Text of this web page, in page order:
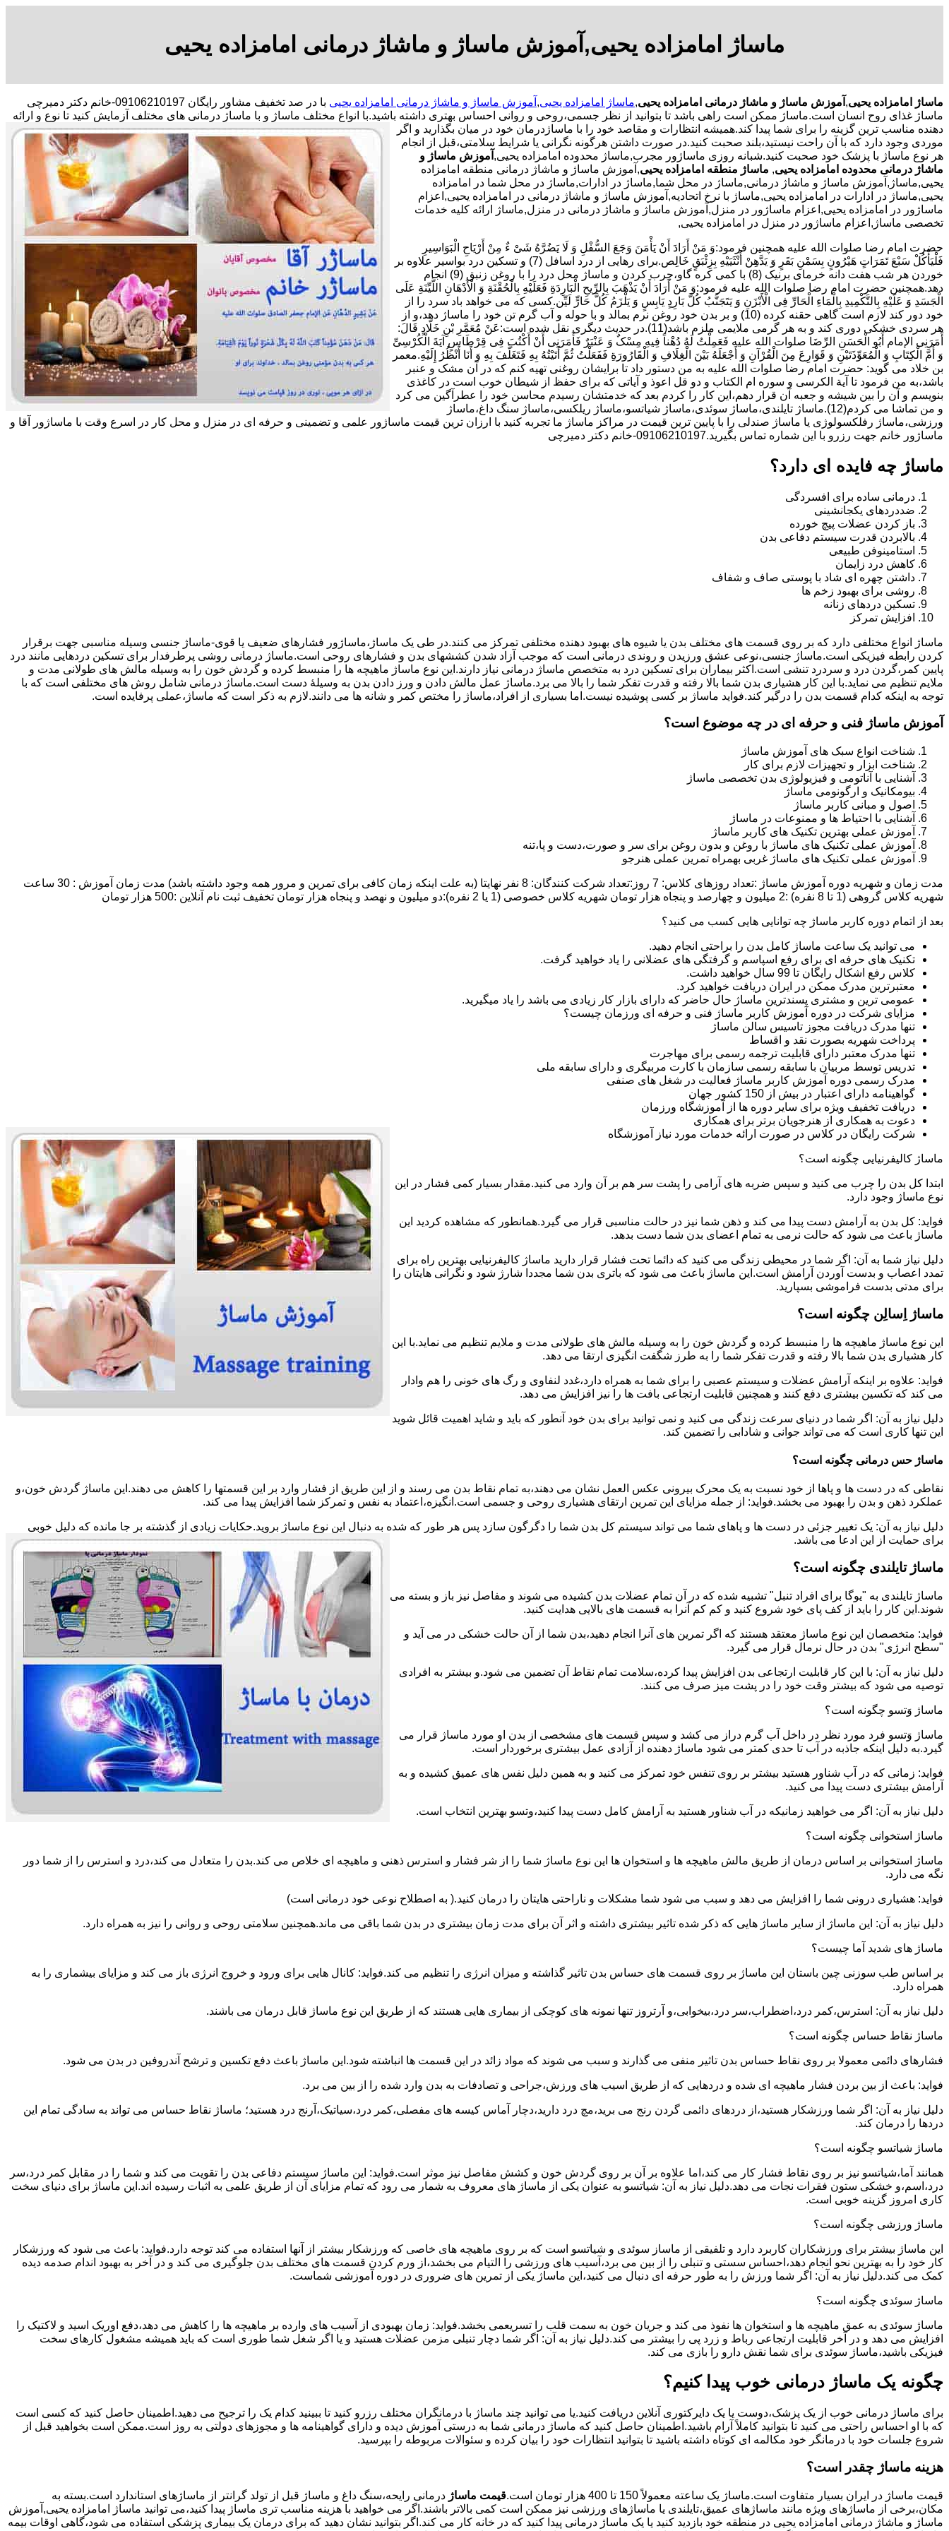
ماساژ امامزاده یحیی,آموزش ماساژ و ماشاژ درمانی امامزاده یحیی
ماساژ امامزاده یحیی, آموزش ماساژ و ماشاژ درمانی امامزاده یحیی,ماساژ امامزاده یحیی, آموزش ماساژ و ماشاژ درمانی امامزاده یحیی
با در صد تخفیف مشاور رایگان 09106210197-خانم دکتر دمیرچی
ماساژ غذای روح انسان است.ماساژ ممکن است راهی باشد تا بتوانید از نظر جسمی،روحی و روانی احساس بهتری داشته باشید.با انواع مختلف ماساژ و با ماساژ درمانی های مختلف آزمایش کنید تا نوع و ارائه
دهنده مناسب ترین گزینه را برای شما پیدا کند.همیشه انتظارات و مقاصد خود را با ماساژدرمان خود در میان بگذارید و اگر
موردی وجود دارد که با آن راحت نیستید،بلند صحبت کنید.در صورت داشتن هرگونه نگرانی یا شرایط سلامتی،قبل از انجام
هر نوع ماساژ با پزشک خود صحبت کنید.شبانه روزی ماساژور مجرب,ماساژ محدوده امامزاده یحیی, آموزش ماساژ و
ماشاژ درمانی محدوده امامزاده یحیی, ماساژ منطقه امامزاده یحیی,آموزش ماساژ و ماشاژ درمانی منطقه امامزاده
یحیی,ماساژ,آموزش ماساژ و ماشاژ درمانی,ماساژ در محل شما,ماساژ در ادارات,ماساژ در محل شما در امامزاده
یحیی,ماساژ در ادارات در امامزاده یحیی,ماساژ با نرخ اتحادیه,آموزش ماساژ و ماشاژ درمانی در امامزاده یحیی,اعزام
ماساژور در امامزاده یحیی,اعزام ماساژور در منزل,آموزش ماساژ و ماشاژ درمانی در منزل,ماساژ ارائه کلیه خدمات
تخصصی ماساژ,اعزام ماساژور در منزل در امامزاده یحیی,
حضرت امام رضا صلوات الله علیه همچنین فرمود:وَ مَنْ أَرَادَ أَنْ یَأْمَنَ وَجَعَ السُّفْلِ وَ لَا یَضُرَّهُ شَیْ ءٌ مِنْ أَرْیَاحِ الْبَوَاسِیرِ
فَلْیَأْکُلْ سَبْعَ تَمَرَاتٍ هَیْرُونٍ بِسَمْنِ بَقَرٍ وَ یَدَّهِنْ أُنْثَیَیْهِ بِزِئْبَقٍ خَالِص.برای رهایی از درد اسافل (7) و تسکین درد بواسیر علاوه بر
خوردن هر شب هفت دانه خرمای برنیک (8) با کمی کره گاو،چرب کردن و ماساژ محل درد را با روغن زنبق (9) انجام
دهد.همچنین حضرت امام رضا صلوات الله علیه فرمود:وَ مَنْ أَرَادَ أَنْ یَذْهَبَ بِالرِّیحِ الْبَارِدَةِ فَعَلَیْهِ بِالْحُقْنَةِ وَ الْأَدْهَانِ اللَّیِّنَةِ عَلَى
الْجَسَدِ وَ عَلَیْهِ بِالتَّکْمِیدِ بِالْمَاءِ الْحَارِّ فِی الْأَبْزَنِ وَ یَتَجَنَّبُ کُلَّ بَارِدٍ یَابِسٍ وَ یَلْزَمُ کُلَّ حَارٍّ لَیِّن.کسی که می خواهد باد سرد را از
خود دور کند لازم است گاهی حقنه کرده (10) و بر بدن خود روغن نرم بمالد و با حوله و آب گرم تن خود را ماساژ دهد،و از
هر سردی خشکی دوری کند و به هر گرمی ملایمی ملزم باشد(11).در حدیث دیگری نقل شده است:عَنْ مُعَمَّرِ بْنِ خَلَّادٍ قَالَ:
أَمَرَنِی الإمام أَبُو الْحَسَنِ الرِّضَا صلوات الله علیه فَعَمِلْتُ لَهُ دُهْناً فِیهِ مِسْکٌ وَ عَنْبَرٌ فَأَمَرَنِی أَنْ أَکْتُبَ فِی قِرْطَاسٍ آیَةَ الْکُرْسِیِّ
وَ أُمَّ الْکِتَابِ وَ الْمُعَوِّذَتَیْنِ وَ قَوَارِعَ مِنَ الْقُرْآنِ وَ أَجْعَلَهُ بَیْنَ الْغِلَافِ وَ الْقَارُورَةِ فَفَعَلْتُ ثُمَّ أَتَیْتُهُ بِهِ فَتَغَلَّفَ بِهِ وَ أَنَا أَنْظُرُ إِلَیْهِ.معمر
بن خلاد می گوید: حضرت امام رضا صلوات الله علیه به من دستور داد تا برایشان روغنى تهیه کنم که در آن مشک و عنبر
باشد،به من فرمود تا آیة الکرسى و سوره ام الکتاب و دو قل اعوذ و آیاتى که براى حفظ از شیطان خوب است در کاغذى
بنویسم و آن را بین شیشه و جعبه آن قرار دهم،این کار را کردم بعد که خدمتشان رسیدم محاسن خود را عطرآگین می کرد
و من تماشا می کردم(12).ماساژ تایلندی،ماساژ سوئدی،ماساژ شیاتسو،ماساژ ریلکسی،ماساژ سنگ داغ،ماساژ
ورزشی،ماساژ رفلکسولوژی یا ماساژ صندلی را با پایین ترین قیمت در مراکز ماساژ ما تجربه کنید با ارزان ترین قیمت ماساژور علمی و تضمینی و حرفه ای در منزل و محل کار در اسرع وقت با ماساژور آقا و
ماساژور خانم جهت رزرو با این شماره تماس بگیرید.09106210197-خانم دکتر دمیرچی
ماساژ چه فایده ای دارد؟
درمانی ساده برای افسردگی
ضددردهای یکجانشینی
باز کردن عضلات پیچ خورده
بالابردن قدرت سیستم دفاعی بدن
استامینوفن طبیعی
کاهش درد زایمان
داشتن چهره ای شاد با پوستی صاف و شفاف
روشی برای بهبود زخم ها
تسکین دردهای زنانه
افزایش تمرکز
ماساژ انواع مختلفی دارد که بر روی قسمت های مختلف بدن یا شیوه های بهبود دهنده مختلفی تمرکز می کنند.در طی یک ماساژ،ماساژور فشارهای ضعیف یا قوی-ماساژ جنسی وسیله مناسبی جهت برقرار
کردن رابطه فیزیکی است.ماساژ جنسی،نوعی عشق ورزیدن و روندی درمانی است که موجب آزاد شدن کششهای بدن و فشارهای روحی است.ماساژ درمانی روشی پرطرفدار برای تسکین دردهایی مانند درد
پایین کمر،گردن درد و سردرد تنشی است.اکثر بیماران برای تسکین درد به متخصص ماساژ درمانی نیاز دارند.این نوع ماساژ ماهیچه ها را منبسط کرده و گردش خون را به وسیله مالش های طولانی مدت و
ملایم تنظیم می نماید.با این کار هشیاری بدن شما بالا رفته و قدرت تفکر شما را بالا می برد.ماساژ عمل مالش دادن و ورز دادن بدن به وسیلۀ دست است.ماساژ درمانی شامل روش های مختلفی است که با
توجه به اینکه کدام قسمت بدن را درگیر کند.فواید ماساژ بر کسی پوشیده نیست.اما بسیاری از افراد،ماساژ را مختص کمر و شانه ها می دانند.لازم به ذکر است که ماساژ،عملی پرفایده است.
آموزش ماساژ فنی و حرفه ای در چه موضوع است؟
شناخت انواع سبک های آموزش ماساژ
شناخت ابزار و تجهیزات لازم برای کار
آشنایی با آناتومی و فیزیولوژی بدن تخصصی ماساژ
بیومکانیک و ارگونومی ماساژ
اصول و مبانی کاربر ماساژ
آشنایی با احتیاط ها و ممنوعات در ماساژ
آموزش عملی بهترین تکنیک های کاربر ماساژ
آموزش عملی تکنیک های ماساژ با روغن و بدون روغن برای سر و صورت،دست و پا،تنه
آموزش عملی تکنیک های ماساژ غربی بهمراه تمرین عملی هنرجو
مدت زمان و شهریه دوره آموزش ماساژ :تعداد روزهای کلاس: 7 روز:تعداد شرکت کنندگان: 8 نفر نهایتا (به علت اینکه زمان کافی برای تمرین و مرور همه وجود داشته باشد) مدت زمان آموزش : 30 ساعت
شهریه کلاس گروهی (1 تا 8 نفره) :2 میلیون و چهارصد و پنجاه هزار تومان شهریه کلاس خصوصی (1 یا 2 نفره):دو میلیون و نهصد و پنجاه هزار تومان تخفیف ثبت نام آنلاین :500 هزار تومان
بعد از اتمام دوره کاربر ماساژ چه توانایی هایی کسب می کنید؟
می توانید یک ساعت ماساژ کامل بدن را براحتی انجام دهید.
تکنیک های حرفه ای برای رفع اسپاسم و گرفتگی های عضلانی را یاد خواهید گرفت.
کلاس رفع اشکال رایگان تا 99 سال خواهید داشت.
معتبرترین مدرک ممکن در ایران دریافت خواهید کرد.
عمومی ترین و مشتری پسندترین ماساژ حال حاضر که دارای بازار کار زیادی می باشد را یاد میگیرید.
مزایای شرکت در دوره آموزش کاربر ماساژ فنی و حرفه ای ورزمان چیست؟
تنها مدرک دریافت مجوز تاسیس سالن ماساژ
پرداخت شهریه بصورت نقد و اقساط
تنها مدرک معتبر دارای قابلیت ترجمه رسمی برای مهاجرت
تدریس توسط مربیان با سابقه رسمی سازمان با کارت مربیگری و دارای سابقه ملی
مدرک رسمی دوره آموزش کاربر ماساژ فعالیت در شغل های صنفی
گواهینامه دارای اعتبار در بیش از 150 کشور جهان
دریافت تخفیف ویژه برای سایر دوره ها از آموزشگاه ورزمان
دعوت به همکاری از هنرجویان برتر برای همکاری
شرکت رایگان در کلاس در صورت ارائه خدمات مورد نیاز آموزشگاه
ماساژ کالیفرنیایی چگونه است؟
ابتدا کل بدن را چرب می کنید و سپس ضربه های آرامی را پشت سر هم بر آن وارد می کنید.مقدار بسیار کمی فشار در این
نوع ماساژ وجود دارد.
فواید: کل بدن به آرامش دست پیدا می کند و ذهن شما نیز در حالت مناسبی قرار می گیرد.همانطور که مشاهده کردید این
ماساژ باعث می شود که حالت نرمی به تمام اعضای بدن شما دست بدهد.
دلیل نیاز شما به آن: اگر شما در محیطی زندگی می کنید که دائما تحت فشار قرار دارید ماساژ کالیفرنیایی بهترین راه برای
تمدد اعصاب و بدست آوردن آرامش است.این ماساژ باعث می شود که باتری بدن شما مجددا شارژ شود و نگرانی هایتان را
برای مدتی بدست فراموشی بسپارید.
ماساژ اِسالِن چگونه است؟
این نوع ماساژ ماهیچه ها را منبسط کرده و گردش خون را به وسیله مالش های طولانی مدت و ملایم تنظیم می نماید.با این
کار هشیاری بدن شما بالا رفته و قدرت تفکر شما را به طرز شگفت انگیزی ارتقا می دهد.
فواید: علاوه بر اینکه آرامش عضلات و سیستم عصبی را برای شما به همراه دارد،غدد لنفاوی و رگ های خونی را هم وادار
می کند که تکسین بیشتری دفع کنند و همچنین قابلیت ارتجاعی بافت ها را نیز افزایش می دهد.
دلیل نیاز به آن: اگر شما در دنیای سرعت زندگی می کنید و نمی توانید برای بدن خود آنطور که باید و شاید اهمیت قائل شوید
این تنها کاری است که می تواند جوانی و شادابی را تضمین کند.
ماساژ حس درمانی چگونه است؟
نقاطی که در دست ها و پاها از خود نسبت به یک محرک بیرونی عکس العمل نشان می دهند،به تمام نقاط بدن می رسند و از این طریق از فشار وارد بر این قسمتها را کاهش می دهند.این ماساژ گردش خون،و
عملکرد ذهن و بدن را بهبود می بخشد.فواید: از جمله مزایای این تمرین ارتقای هشیاری روحی و جسمی است.انگیزه،اعتماد به نفس و تمرکز شما افزایش پیدا می کند.
دلیل نیاز به آن: یک تغییر جزئی در دست ها و پاهای شما می تواند سیستم کل بدن شما را دگرگون سازد پس هر طور که شده به دنبال این نوع ماساژ بروید.حکایات زیادی از گذشته بر جا مانده که دلیل خوبی
برای حمایت از این ادعا می باشد.
ماساژ تایلندی چگونه است؟
ماساژ تایلندی به "یوگا برای افراد تنبل" تشبیه شده که در آن تمام عضلات بدن کشیده می شوند و مفاصل نیز باز و بسته می
شوند.این کار را باید از کف پای خود شروع کنید و کم کم آنرا به قسمت های بالایی هدایت کنید.
فواید: متخصصان این نوع ماساژ معتقد هستند که اگر تمرین های آنرا انجام دهید،بدن شما از آن حالت خشکی در می آید و
"سطح انرژی" بدن در حال نرمال قرار می گیرد.
دلیل نیاز به آن: با این کار قابلیت ارتجاعی بدن افزایش پیدا کرده،سلامت تمام نقاط آن تضمین می شود.و بیشتر به افرادی
توصیه می شود که بیشتر وقت خود را در پشت میز صرف می کنند.
ماساژ وَتسو چگونه است؟
ماساژ وَتسو فرد مورد نظر در داخل آب گرم دراز می کشد و سپس قسمت های مشخصی از بدن او مورد ماساژ قرار می
گیرد.به دلیل اینکه جاذبه در آب تا حدی کمتر می شود ماساژ دهنده از آزادی عمل بیشتری برخوردار است.
فواید: زمانی که در آب شناور هستید بیشتر بر روی تنفس خود تمرکز می کنید و به همین دلیل نفس های عمیق کشیده و به
آرامش بیشتری دست پیدا می کنید.
دلیل نیاز به آن: اگر می خواهید زمانیکه در آب شناور هستید به آرامش کامل دست پیدا کنید،وتسو بهترین انتخاب است.
ماساژ استخوانی چگونه است؟
ماساژ استخوانی بر اساس درمان از طریق مالش ماهیچه ها و استخوان ها این نوع ماساژ شما را از شر فشار و استرس ذهنی و ماهیچه ای خلاص می کند.بدن را متعادل می کند،درد و استرس را از شما دور
نگه می دارد.
فواید: هشیاری درونی شما را افزایش می دهد و سبب می شود شما مشکلات و ناراحتی هایتان را درمان کنید.( به اصطلاح نوعی خود درمانی است)
دلیل نیاز به آن: این ماساژ از سایر ماساژ هایی که ذکر شده تاثیر بیشتری داشته و اثر آن برای مدت زمان بیشتری در بدن شما باقی می ماند.همچنین سلامتی روحی و روانی را نیز به همراه دارد.
ماساژ های شدید آما چیست؟
بر اساس طب سوزنی چین باستان این ماساژ بر روی قسمت های حساس بدن تاثیر گذاشته و میزان انرژی را تنظیم می کند.فواید: کانال هایی برای ورود و خروج انرژی باز می کند و مزایای بیشماری را به
همراه دارد.
دلیل نیاز به آن: استرس،کمر درد،اضطراب،سر درد،بیخوابی،و آرتروز تنها نمونه های کوچکی از بیماری هایی هستند که از طریق این نوع ماساژ قابل درمان می باشند.
ماساژ نقاط حساس چگونه است؟
فشارهای دائمی معمولا بر روی نقاط حساس بدن تاثیر منفی می گذارند و سبب می شوند که مواد زائد در این قسمت ها انباشته شود.این ماساژ باعث دفع تکسین و ترشح آندروفین در بدن می شود.
فواید: باعث از بین بردن فشار ماهیچه ای شده و دردهایی که از طریق اسیب های ورزش،جراحی و تصادفات به بدن وارد شده را از بین می برد.
دلیل نیاز به آن: اگر شما ورزشکار هستید،از دردهای دائمی گردن رنج می برید،مچ درد دارید،دچار آماس کیسه های مفصلی،کمر درد،سیاتیک،آرنج درد هستید؛ ماساژ نقاط حساس می تواند به سادگی تمام این
دردها را درمان کند.
ماساژ شیاتسو چگونه است؟
همانند آما،شیاتسو نیز بر روی نقاط فشار کار می کند،اما علاوه بر آن بر روی گردش خون و کشش مفاصل نیز موثر است.فواید: این ماساژ سیستم دفاعی بدن را تقویت می کند و شما را در مقابل کمر درد،سر
درد،اسم،و خشکی ستون فقرات نجات می دهد.دلیل نیاز به آن: شیاتسو به عنوان یکی از ماساژ های معروف به شمار می رود که تمام مزایای آن از طریق علمی به اثبات رسیده اند.این ماساژ برای دنیای سخت
کاری امروز گزینه خوبی است.
ماساژ ورزشی چگونه است؟
این ماساژ بیشتر برای ورزشکاران کاربرد دارد و تلفیقی از ماساز سوئدی و شیاتسو است که بر روی ماهیچه های خاصی که ورزشکار بیشتر از آنها استفاده می کند توجه دارد.فواید: باعث می شود که ورزشکار
کار خود را به بهترین نحو انجام دهد،احساس سستی و تنبلی را از بین می برد،آسیب های ورزشی را التیام می بخشد،از ورم کردن قسمت های مختلف بدن جلوگیری می کند و در آخر به بهبود اندام صدمه دیده
کمک می کند.دلیل نیاز به آن: اگر شما ورزش را به طور حرفه ای دنبال می کنید،این ماساژ یکی از تمرین های ضروری در دوره آموزشی شماست.
ماساژ سوئدی چگونه است؟
ماساژ سوئدی به عمق ماهیچه ها و استخوان ها نفوذ می کند و جریان خون به سمت قلب را تسریعمی بخشد.فواید: زمان بهبودی از آسیب های وارده بر ماهیچه ها را کاهش می دهد،دفع اوریک اسید و لاکتیک را
افزایش می دهد و در آخر قابلیت ارتجاعی رباط و زرد پی را بیشتر می کند.دلیل نیاز به آن: اگر شما دچار تنبلی مزمن عضلات هستید و یا اگر شغل شما طوری است که باید همیشه مشغول کارهای سخت
فیزیکی باشید،ماساژ سوئدی برای شما نقش دارو را بازی می کند.
چگونه یک ماساژ درمانی خوب پیدا کنیم؟
برای ماساژ درمانی خوب از یک پزشک،دوست یا یک دایرکتوری آنلاین دریافت کنید.یا می توانید چند ماساژ با درمانگران مختلف رزرو کنید تا ببینید کدام یک را ترجیح می دهید.اطمینان حاصل کنید که کسی است
که با او احساس راحتی می کنید تا بتوانید کاملاً آرام باشید.اطمینان حاصل کنید که ماساژ درمانی شما به درستی آموزش دیده و دارای گواهینامه ها و مجوزهای دولتی به روز است.ممکن است بخواهید قبل از
شروع جلسات خود با درمانگر خود مکالمه ای کوتاه داشته باشید تا بتوانید انتظارات خود را بیان کرده و سئوالات مربوطه را بپرسید.
هزینه ماساژ چقدر است؟
قیمت ماساژ در ایران بسیار متفاوت است.ماساژ یک ساعته معمولاً 150 تا 400 هزار تومان است. قیمت ماساژ درمانی رایحه،سنگ داغ و ماساژ قبل از تولد گرانتر از ماساژهای استاندارد است.بسته به
مکان،برخی از ماساژهای ویژه مانند ماساژهای عمیق،تایلندی یا ماساژهای ورزشی نیز ممکن است کمی بالاتر باشند.اگر می خواهید با هزینه مناسب تری ماساژ پیدا کنید،می توانید ماساژ امامزاده یحیی,آموزش
ماساژ و ماشاژ درمانی امامزاده یحیی در منطقه خود بازدید کنید یا یک ماساژ درمانی پیدا کنید که در خانه کار می کند.اگر بتوانید نشان دهید که برای درمان یک بیماری پزشکی استفاده می شود،گاهی اوقات بیمه